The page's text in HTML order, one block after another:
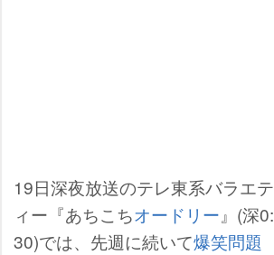
19日深夜放送のテレ東系バラエテ
ィー『あちこちオードリー 』(深0:
30)では、先週に続いて爆笑問題